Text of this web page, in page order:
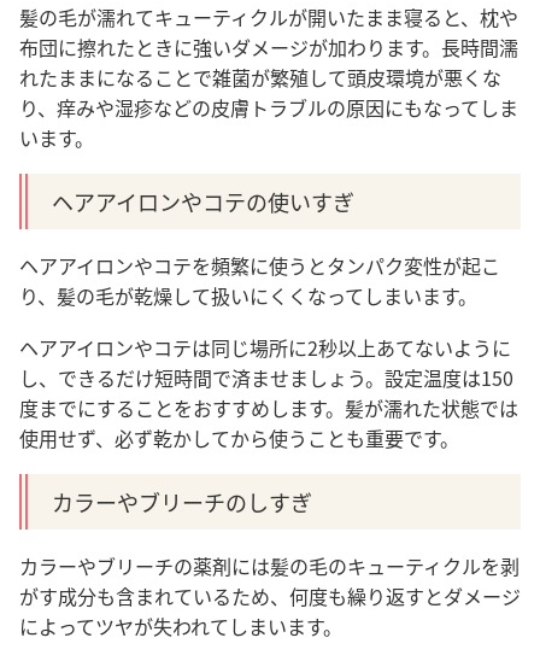
髪の毛が濡れてキューティクルが開いたまま寝ると、枕や
布団に擦れたときに強いダメージが加わります。長時間濡
れたままになることで雑菌が繁殖して頭皮環境が悪くな
り、痒みや湿疹などの皮膚トラブルの原因にもなってしま
います。
ヘアアイロンやコテの使いすぎ
ヘアアイロンやコテを頻繁に使うとタンパク変性が起こ
り、髪の毛が乾燥して扱いにくくなってしまいます。
ヘアアイロンやコテは同じ場所に2秒以上あてないように
し、できるだけ短時間で済ませましょう。設定温度は150
度までにすることをおすすめします。髪が濡れた状態では
使用せず、必ず乾かしてから使うことも重要です。
カラーやブリーチのしすぎ
カラーやブリーチの薬剤には髪の毛のキューティクルを剥
がす成分も含まれているため、何度も繰り返すとダメージ
によってツヤが失われてしまいます。